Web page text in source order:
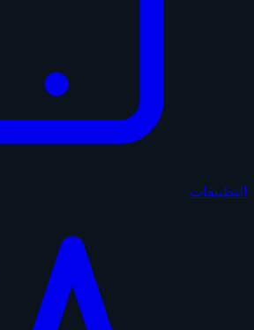
التطبيقات